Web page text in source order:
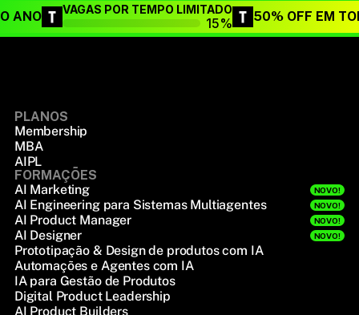
ANO VAGAS POR TEMPO LIMITADO
15% 50% OFF EM
PLANOS
Membership
MBA
AIPL
FORMAÇÕES
AI Marketing
NOVO!
AI Engineering para Sistemas Multiagentes NOVO!
AI Product Manager NOVO!
AI Designer NOVO!
Prototipação & Design de produtos com IA
Automações e Agentes com IA
IA para Gestão de Produtos
Digital Product Leadership
AI Product Builders